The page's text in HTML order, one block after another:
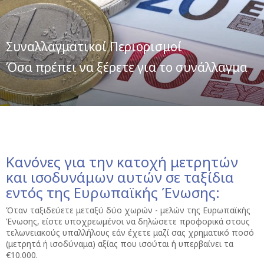
Συναλλαγματικοί Περιορισμοί
Όσα πρέπει να ξέρετε για το συνάλλαγμα
Κανόνες για την κατοχή μετρητών
και ισοδυνάμων αυτών σε ταξίδια
εντός της Ευρωπαϊκής Ένωσης:
Όταν ταξιδεύετε μεταξύ δύο χωρών - μελών της Ευρωπαϊκής
Ένωσης, είστε υποχρεωμένοι να δηλώσετε προφορικά στους
τελωνειακούς υπαλλήλους εάν έχετε μαζί σας χρηματικό ποσό
(μετρητά ή ισοδύναμα) αξίας που ισούται ή υπερβαίνει τα
€10.000.